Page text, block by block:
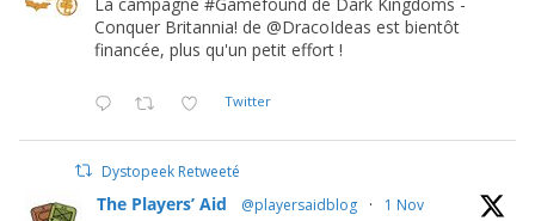
Conquer Britannia! de @DracoIdeas est bientôt
financée, plus qu'un petit effort !
Twitter
Dystopeek Retweeté
The Players’ Aid @playersaidblog · 1 Nov